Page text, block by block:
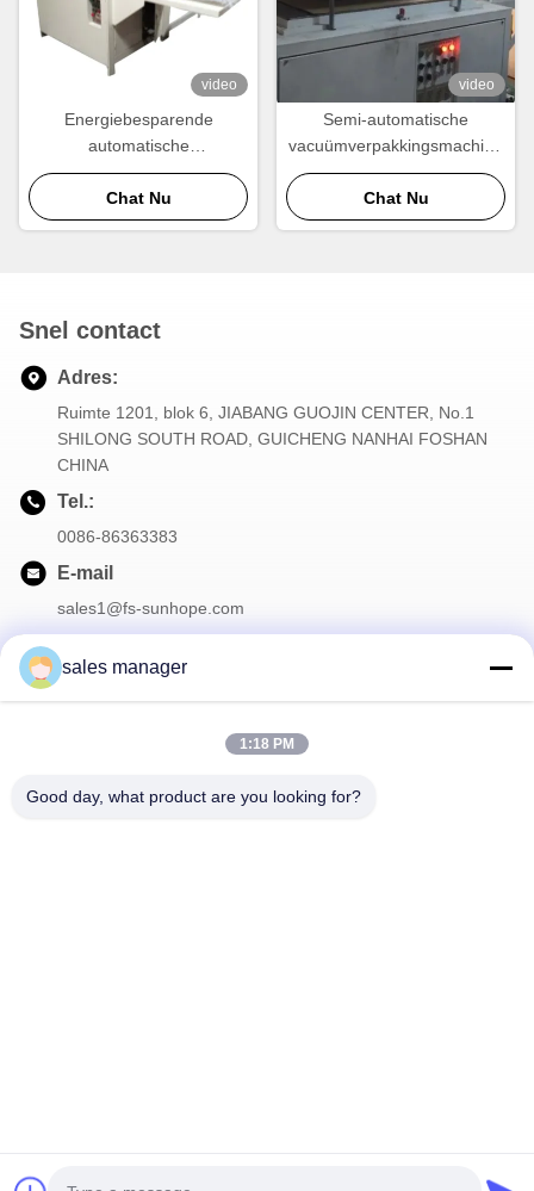
video
Energiebesparende
automatische
verpakkingsmachine
Chat Nu
video
Semi-automatische
vacuümverpakkingsmachine
18-20 kW 30 seconden per
stuk
Chat Nu
Snel contact
Adres:
Ruimte 1201, blok 6, JIABANG GUOJIN CENTER, No.1
SHILONG SOUTH ROAD, GUICHENG NANHAI FOSHAN
CHINA
Tel.:
0086-86363383
E-mail
sales1@fs-sunhope.com
machine maken Auteursrecht © 2021-2026 FOSHAN SUNHOPE
sales manager
1:18 PM
Good day, what product are you looking for?